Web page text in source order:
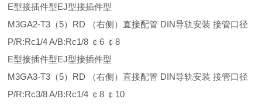
E型接插件型EJ型接插件型
M3GA2-T3（5）RD （右侧）直接配管 DIN导轨安装 接管口径
P/R:Rc1/4 A/B:Rc1/8 ￠6 ￠8
E型接插件型EJ型接插件型
M3GA3-T3（5）RD （右侧）直接配管 DIN导轨安装 接管口径
P/R:Rc3/8 A/B:Rc1/4 ￠8 ￠10